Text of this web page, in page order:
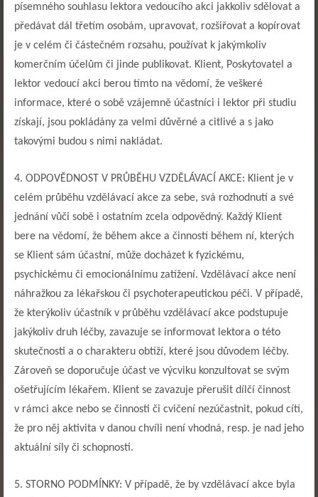
písemného souhlasu lektora vedoucího akci jakkoliv sdělovat a
předávat dál třetím osobám, upravovat, rozšiřovat a kopírovat
je v celém či částečném rozsahu, používat k jakýmkoliv
komerčním účelům či jinde publikovat. Klient, Poskytovatel a
lektor vedoucí akci berou tímto na vědomí, že veškeré
informace, které o sobě vzájemně účastníci i lektor při studiu
získají, jsou pokládány za velmi důvěrné a citlivé a s jako
takovými budou s nimi nakládat.
4. ODPOVĚDNOST V PRŮBĚHU VZDĚLÁVACÍ AKCE: Klient je v
celém průběhu vzdělávací akce za sebe, svá rozhodnutí a své
jednání vůči sobě i ostatním zcela odpovědný. Každý Klient
bere na vědomí, že během akce a činností během ní, kterých
se Klient sám účastní, může docházet k fyzickému,
psychickému či emocionálnímu zatížení. Vzdělávací akce není
náhražkou za lékařskou či psychoterapeutickou péči. V případě,
že kterýkoliv účastník v průběhu vzdělávací akce podstupuje
jakýkoliv druh léčby, zavazuje se informovat lektora o této
skutečnosti a o charakteru obtíží, které jsou důvodem léčby.
Zároveň se doporučuje účast ve výcviku konzultovat se svým
ošetřujícím lékařem. Klient se zavazuje přerušit dílčí činnost
v rámci akce nebo se činnosti či cvičení nezúčastnit, pokud cítí,
že pro něj aktivita v danou chvíli není vhodná, resp. je nad jeho
aktuální síly či schopnosti.
5. STORNO PODMÍNKY: V případě, že by vzdělávací akce byla